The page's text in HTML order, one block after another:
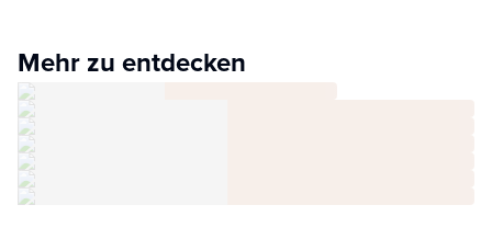
Mehr zu entdecken